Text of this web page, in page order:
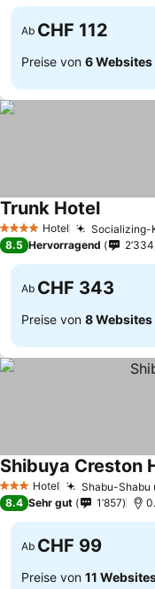
Ab CHF 112
Preise von 6 Websites
4 Sterne Hotel Socializing-
Trunk HotelPreise
8.5 Hervorragend 2’334
Ab CHF 343
Preise von 8 Websites
3 SterneHotel Shabu-Shabu
Shibuya Creston
8.4 Sehr gut 1’857
Ab CHF 99
Preise von 11